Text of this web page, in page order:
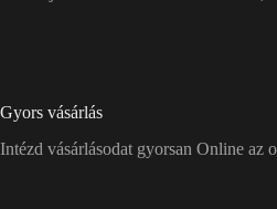
Gyors vásárlás
Intézd vásárlásodat gyorsan Online az